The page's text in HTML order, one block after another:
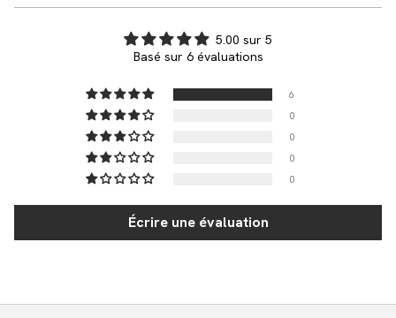
5.00 sur 5
Basé sur 6 évaluations
6
0
0
0
0
Écrire une évaluation